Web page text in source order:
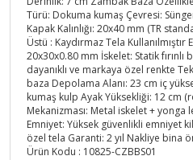
Türü: Dokuma kumaş Çevresi:
Kapak Kalınlığı: 20x40 mm (TR
Üstü : Kaydırmaz Tela Kullanılmıştır
20x30x0.80 mm İskelet: Statik fırınlı
dayanıklı ve markaya özel renkte
baza Depolama Alanı: 23 cm iç
kumaş kulp Ayak Yüksekliği: 12 cm
Mekanizması: Metal iskelet + yonga
Emniyet: Yüksek güvenlikli emniyet
özel tela Garanti: 2 yıl Nakliye bina
Ürün Kodu : 10825-CZBBS01